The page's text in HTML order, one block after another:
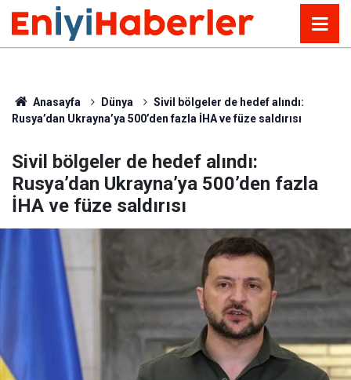
Anasayfa Dünya
Sivil bölgeler de hedef alındı:
Rusya’dan Ukrayna’ya 500’den fazla İHA ve füze saldırısı
Sivil bölgeler de hedef alındı:
Rusya’dan Ukrayna’ya 500’den fazla
İHA ve füze saldırısı